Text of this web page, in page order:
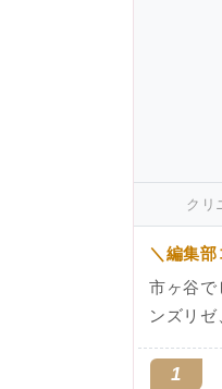
クリ
＼編集
市ヶ谷で
ンズリ
1